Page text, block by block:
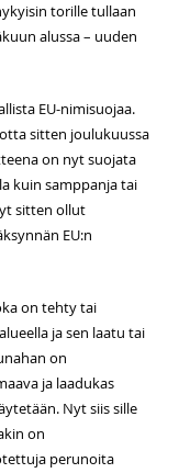
torille tullaan
alussa – uuden
EU-nimisuojaa.
sitten joulukuussa
on nyt suojata
kuin samppanja tai
sitten ollut
EU:n
on tehty tai
ja sen laatu tai
on
ja laadukas
Nyt siis sille
on
perunoita